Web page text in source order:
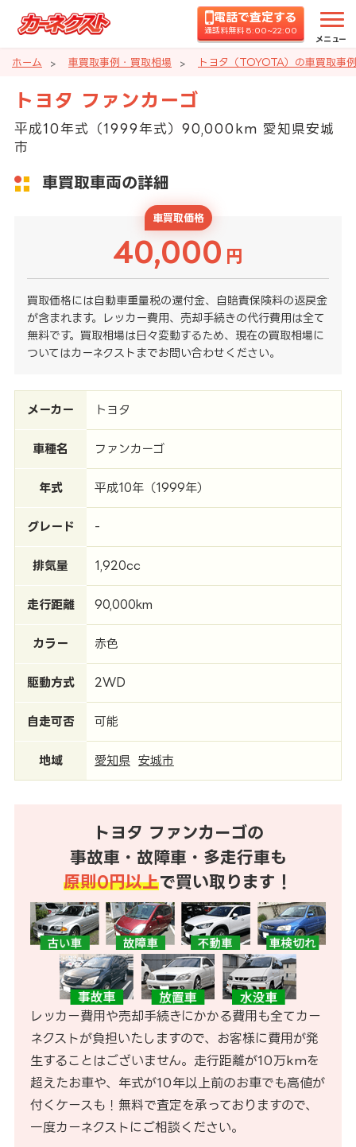
電話で査定する
通話料無料 8:00~22:00
メニュー
ホーム 車買取事例・買取相場 トヨタ（TOYOTA）の車買取事
トヨタ ファンカーゴ
平成10年式（1999年式）90,000km 愛知県安城
市
車買取車両の詳細
車買取価格
40,000 円
買取価格には自動車重量税の還付金、自賠責保険料の返戻金
が含まれます。レッカー費用、売却手続きの代行費用は全て
無料です。買取相場は日々変動するため、現在の買取相場に
ついてはカーネクストまでお問い合わせください。
メーカー トヨタ
車種名 ファンカーゴ
年式 平成10年（1999年）
グレード -
排気量 1,920cc
走行距離 90,000km
カラー 赤色
駆動方式 2WD
自走可否 可能
地域 愛知県 安城市
トヨタ ファンカーゴの
事故車・故障車・多走行車も
原則0円以上で買い取ります！
レッカー費用や売却手続きにかかる費用も全てカー
ネクストが負担いたしますので、お客様に費用が発
生することはございません。走行距離が10万kmを
超えたお車や、年式が10年以上前のお車でも高値が
付くケースも！無料で査定を承っておりますので、
一度カーネクストにご相談ください。